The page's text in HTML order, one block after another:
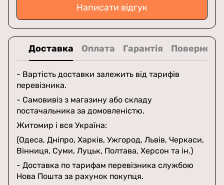
Написати відгук
Доставка Оплата Гарантія
- Вартість доставки залежить від тарифів
перевізника.
- Самовивіз з магазину або складу
постачальника за домовленістю.
Житомир і вся Україна:
(Одеса, Дніпро, Харків, Ужгород, Львів, Черкаси,
Вінниця, Суми, Луцьк, Полтава, Херсон та ін.)
- Доставка по тарифам перевізника службою
Нова Пошта за рахунок покупця.